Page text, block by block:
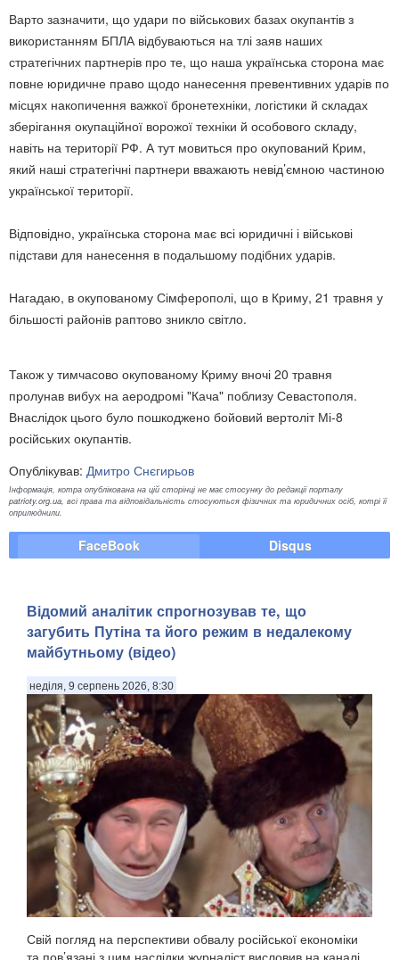
Варто зазначити, що удари по військових базах окупантів з
використанням БПЛА відбуваються на тлі заяв наших
стратегічних партнерів про те, що наша українська сторона має
повне юридичне право щодо нанесення превентивних ударів по
місцях накопичення важкої бронетехніки, логістики й складах
зберігання окупаційної ворожої техніки й особового складу,
навіть на території РФ. А тут мовиться про окупований Крим,
який наші стратегічні партнери вважають невід’ємною частиною
української території.
Відповідно, українська сторона має всі юридичні і військові
підстави для нанесення в подальшому подібних ударів.
Нагадаю, в окупованому Сімферополі, що в Криму, 21 травня у
більшості районів раптово зникло світло.
Також у тимчасово окупованому Криму вночі 20 травня
пролунав вибух на аеродромі "Кача" поблизу Севастополя.
Внаслідок цього було пошкоджено бойовий вертоліт Мі-8
російських окупантів.
Опублікував: Дмитро Снєгирьов
Інформація, котра опублікована на цій сторінці не має стосунку до редакції порталу
patrioty.org.ua, всі права та відповідальність стосуються фізичних та юридичних осіб, котрі її
оприлюднили.
FaceBook Disqus
​Відомий аналітик спрогнозував те, що
загубить Путіна та його режим в недалекому
майбутньому (відео)
неділя, 9 серпень 2026, 8:30
Свій погляд на перспективи обвалу російської економіки
та пов’язані з цим наслідки журналіст висловив на каналі